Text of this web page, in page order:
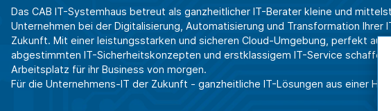
Das CAB IT-Systemhaus betreut als ganzheitlicher IT-Berater kleine und
Unternehmen bei der Digitalisierung, Automatisierung und Transformation Ihrer
Zukunft. Mit einer leistungsstarken und sicheren Cloud-Umgebung, perfekt
abgestimmten IT-Sicherheitskonzepten und erstklassigem IT-Service schaffen
Arbeitsplatz für ihr Business von morgen.
Für die Unternehmens-IT der Zukunft - ganzheitliche IT-Lösungen aus einer